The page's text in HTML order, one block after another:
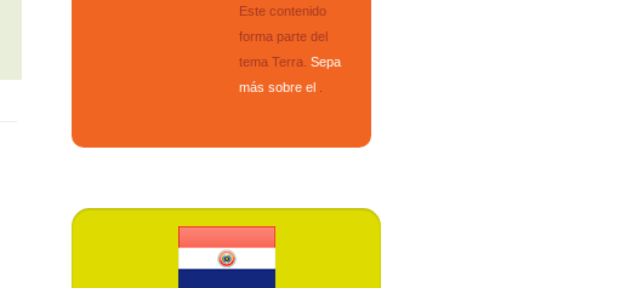
Este contenido
forma parte del
tema Terra Sepa
más sobre el